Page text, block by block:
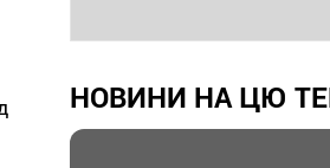
НОВИНИ НА ЦЮ